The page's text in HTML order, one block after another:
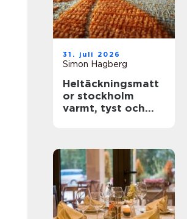
31. juli 2026
Simon Hagberg
Heltäckningsmatt
or stockholm
varmt, tyst och